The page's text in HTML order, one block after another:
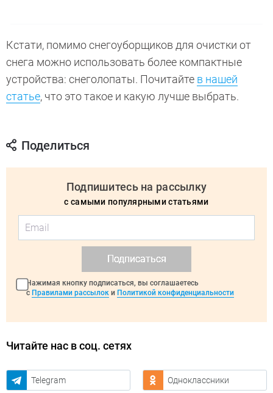
Кстати, помимо снегоуборщиков для очистки от
снега можно использовать более компактные
устройства: снеголопаты. Почитайте в нашей
статье, что это такое и какую лучше выбрать.
Поделиться
Подпишитесь на рассылку
с самыми популярными статьями
Подписаться
Нажимая кнопку подписаться, вы соглашаетесь
с Правилами рассылок и Политикой конфиденциальности
Читайте нас в соц. сетях
Telegram Одноклассники